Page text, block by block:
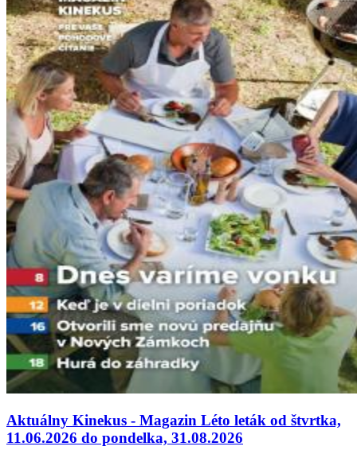
Aktuálny Kinekus - Magazin Léto leták od štvrtka,
11.06.2026 do pondelka, 31.08.2026